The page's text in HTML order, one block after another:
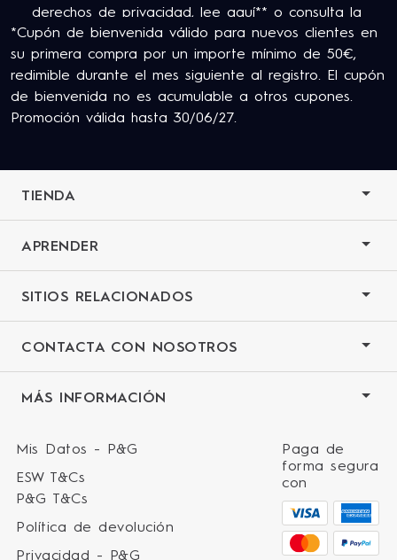
derechos de privacidad, lee aquí** o consulta la
Política de Privacidad completa de P&G.
Tiene al menos 18 años y consiente en nuestros
Términos y Condiciones
*Cupón de bienvenida válido para nuevos clientes en
su primera compra por un importe mínimo de 50€,
redimible durante el mes siguiente al registro. El cupón
de bienvenida no es acumulable a otros cupones.
Promoción válida hasta 30/06/27.
TIENDA
APRENDER
SITIOS RELACIONADOS
CONTACTA CON NOSOTROS
MÁS INFORMACIÓN
Paga de
forma segura
con
Mis Datos - P&G
ESW T&Cs
P&G T&Cs
Política de devolución
Privacidad - P&G